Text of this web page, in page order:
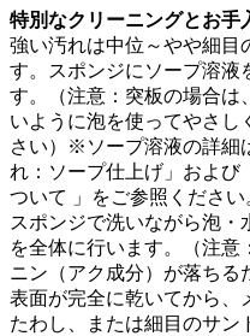
特別なクリーニングとお手
強い汚れは中位～やや細目
す。スポンジにソープ溶液
す。（注意：突板の場合は
いように泡を使ってやさし
さい）※ソープ溶液の詳細
れ：ソープ仕上げ」および
ついて 」をご参照ください
スポンジで洗いながら泡・
を全体に行います。（注意
ニン（アク成分）が落ちる
表面が完全に乾いてから、
たわし、または細目のサン